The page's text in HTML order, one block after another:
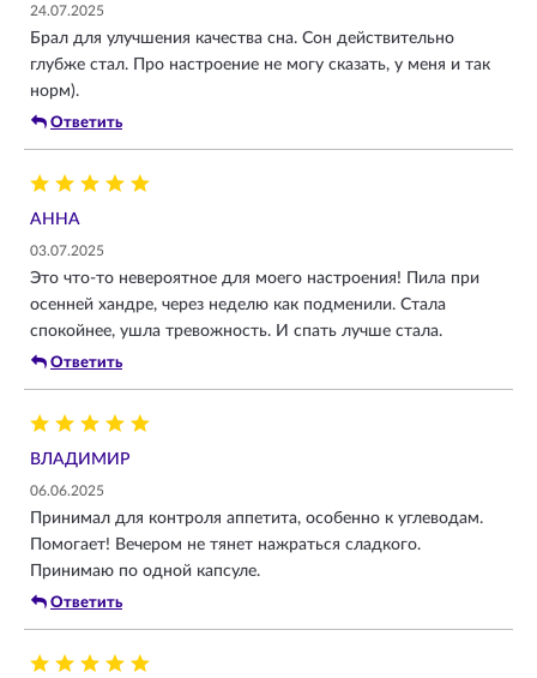
24.07.2025
Брал для улучшения качества сна. Сон действительно
глубже стал. Про настроение не могу сказать, у меня и так
норм).
Ответить
АННА
03.07.2025
Это что-то невероятное для моего настроения! Пила при
осенней хандре, через неделю как подменили. Стала
спокойнее, ушла тревожность. И спать лучше стала.
Ответить
ВЛАДИМИР
06.06.2025
Принимал для контроля аппетита, особенно к углеводам.
Помогает! Вечером не тянет нажраться сладкого.
Принимаю по одной капсуле.
Ответить